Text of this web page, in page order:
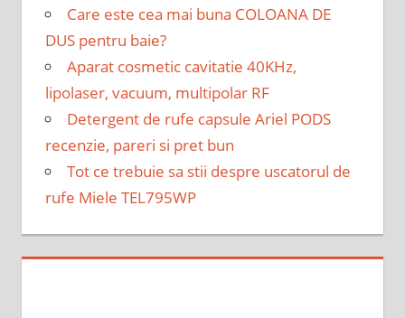
Care este cea mai buna COLOANA DE
DUS pentru baie?
Aparat cosmetic cavitatie 40KHz,
lipolaser, vacuum, multipolar RF
Detergent de rufe capsule Ariel PODS
recenzie, pareri si pret bun
Tot ce trebuie sa stii despre uscatorul de
rufe Miele TEL795WP